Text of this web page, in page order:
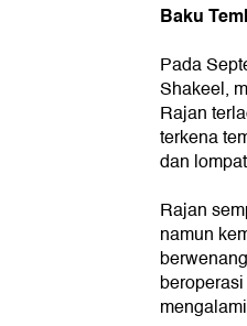
Baku
Pada
Shakeel,
Rajan
terkena
dan
Rajan
namun